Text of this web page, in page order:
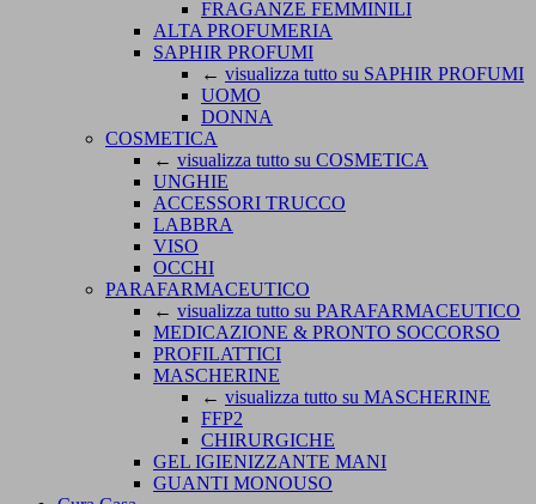
FRAGANZE FEMMINILI
ALTA PROFUMERIA
SAPHIR PROFUMI
← visualizza tutto su SAPHIR PROFUMI
UOMO
DONNA
COSMETICA
← visualizza tutto su COSMETICA
UNGHIE
ACCESSORI TRUCCO
LABBRA
VISO
OCCHI
PARAFARMACEUTICO
← visualizza tutto su PARAFARMACEUTICO
MEDICAZIONE & PRONTO SOCCORSO
PROFILATTICI
MASCHERINE
← visualizza tutto su MASCHERINE
FFP2
CHIRURGICHE
GEL IGIENIZZANTE MANI
GUANTI MONOUSO